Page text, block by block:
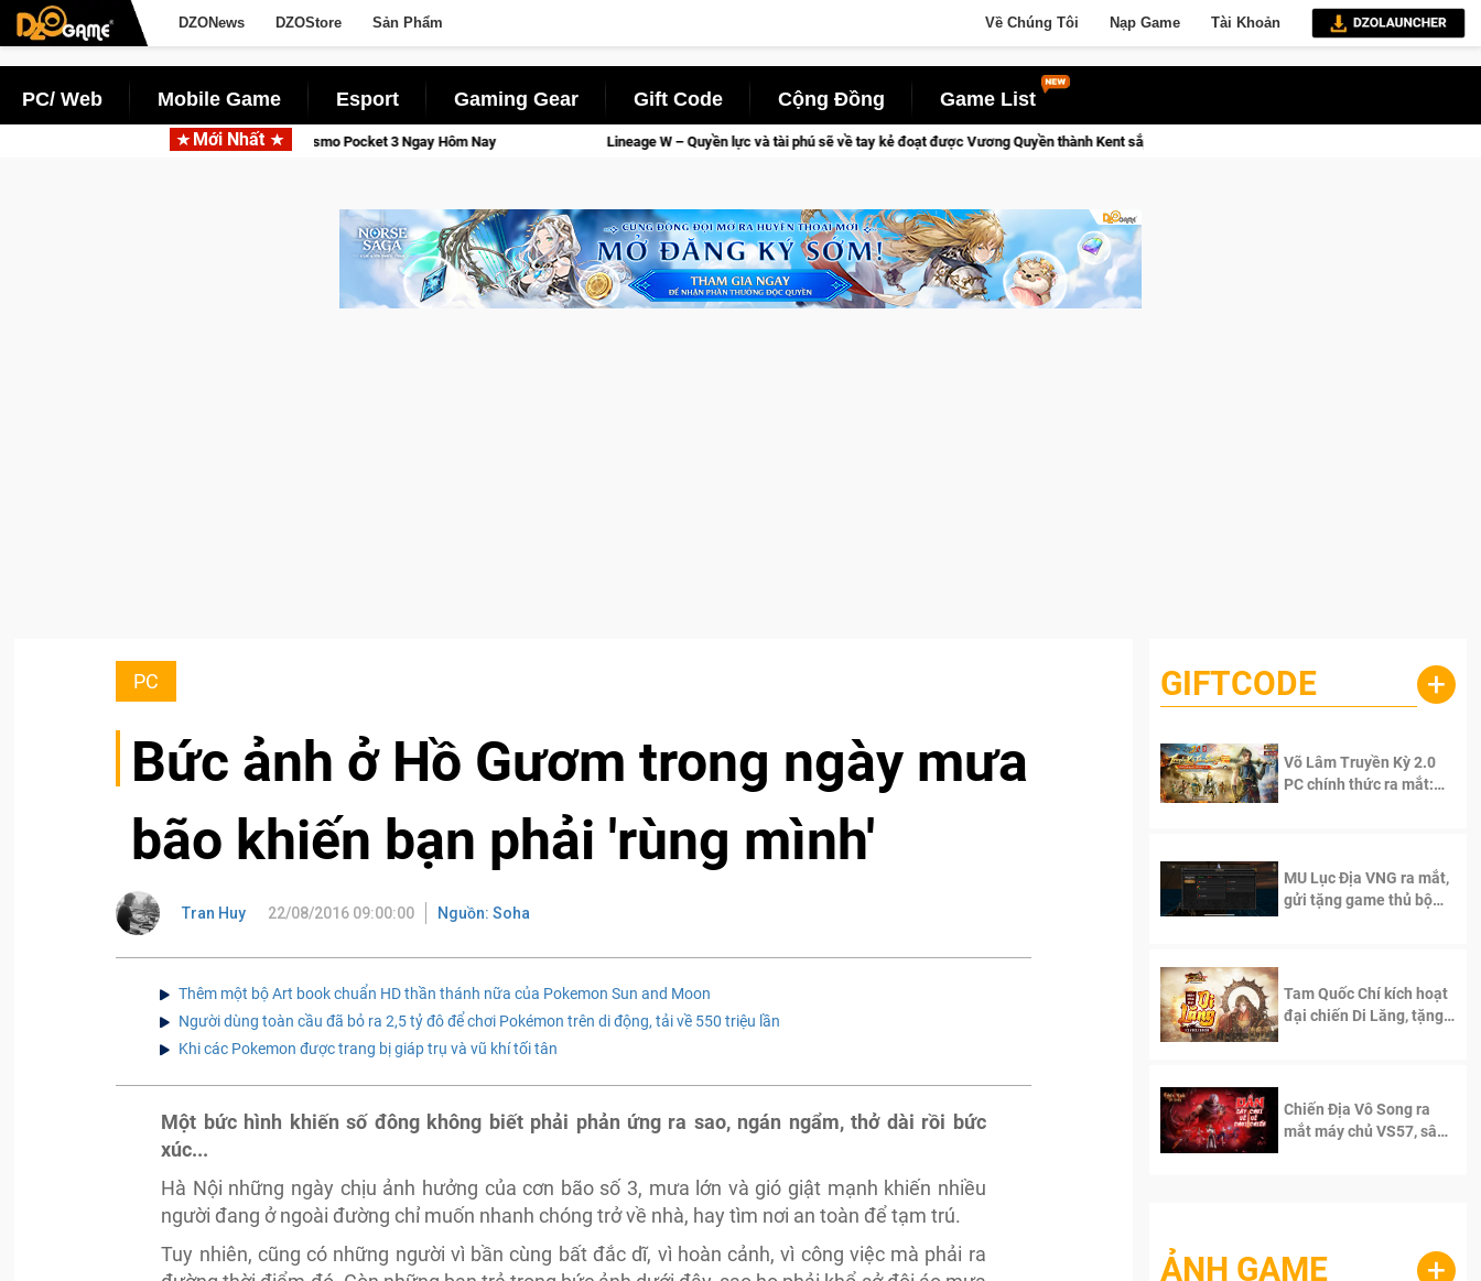
DZONews DZOStore Sản Phẩm Về Chúng Tôi Nạp Game Tài Khoản
PC/ Web Mobile Game Esport Gaming Gear Gift Code Cộng Đồng Game List
Mới Nhất
Săn DJI Osmo Pocket 3 Ngay Hôm Nay Lineage W – Quyền lực và tài phú sẽ về tay kẻ đoạt được Vương Quyền thành Kent sắp tới! Trial Xtreme Freedom – Game đua xe mô tô PvP sở hữu vật lý siêu
PC
Bức ảnh ở Hồ Gươm trong ngày mưa
bão khiến bạn phải 'rùng mình'
Tran Huy 22/08/2016 09:00:00 Nguồn: Soha
Thêm một bộ Art book chuẩn HD thần thánh nữa của Pokemon Sun and Moon
Người dùng toàn cầu đã bỏ ra 2,5 tỷ đô để chơi Pokémon trên di động, tải về 550 triệu lần
Khi các Pokemon được trang bị giáp trụ và vũ khí tối tân
Một bức hình khiến số đông không biết phải phản ứng ra sao, ngán ngẩm, thở dài rồi bức
xúc...
Hà Nội những ngày chịu ảnh hưởng của cơn bão số 3, mưa lớn và gió giật mạnh khiến nhiều
người đang ở ngoài đường chỉ muốn nhanh chóng trở về nhà, hay tìm nơi an toàn để tạm trú.
Tuy nhiên, cũng có những người vì bần cùng bất đắc dĩ, vì hoàn cảnh, vì công việc mà phải ra
GIFTCODE +
Võ Lâm Truyền Kỳ 2.0
PC chính thức ra mắt:
MU Lục Địa VNG ra mắt,
gửi tặng game thủ bộ
Tam Quốc Chí kích hoạt
đại chiến Di Lăng, tặng
Chiến Địa Vô Song ra
mắt máy chủ VS57, sân
ẢNH GAME +